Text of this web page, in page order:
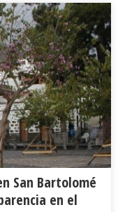
San Bartolomé
en el